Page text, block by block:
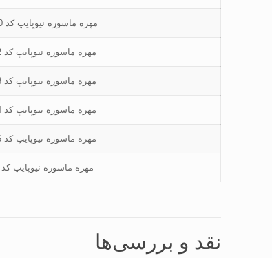
مهره ماسوره نیوپایپ کد 10810 سایز “1/2 * 25
مهره ماسوره نیوپایپ کد 10812 سایز 3/4 * 16
مهره ماسوره نیوپایپ کد 10813 سایز 1/2 * 20
مهره ماسوره نیوپایپ کد 10814 سایز 3/4 * 20
مهره ماسوره نیوپایپ کد 10816 سایز 3/4 * 25
مهره ماسوره نیوپایپ کد 10818 سایز “1 * 25
نقد و بررسی‌ها